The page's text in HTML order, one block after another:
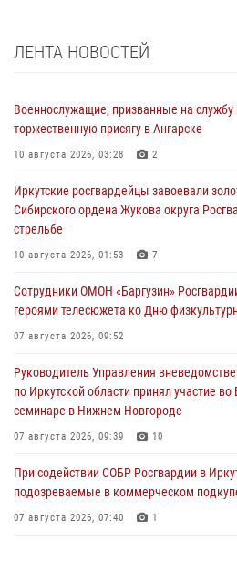
ЛЕНТА НОВОСТЕЙ
Военнослужащие, призванные на
торжественную присягу в Ангарске
10 августа 2026, 03:28 2
Иркутские росгвардейцы завоевали
Сибирского ордена Жукова округа
стрельбе
10 августа 2026, 01:53 7
Сотрудники ОМОН «Баргузин»
героями телесюжета ко Дню
07 августа 2026, 09:52
Руководитель Управления
по Иркутской области принял участие
семинаре в Нижнем Новгороде
07 августа 2026, 09:39 10
При содействии СОБР Росгвардии в
подозреваемые в коммерческом
07 августа 2026, 07:40 1